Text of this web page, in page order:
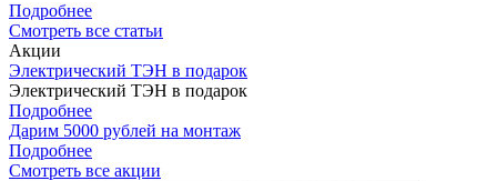
Подробнее
Смотреть все статьи
Акции
Электрический ТЭН в подарок
Электрический ТЭН в подарок
Подробнее
Дарим 5000 рублей на монтаж
Подробнее
Смотреть все акции